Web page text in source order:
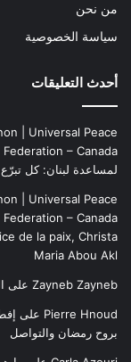
من نحن
سياسة الخصوصية
أحدث التعليقات
| Universal Peace
Federation – Canada
لمساعدة لبنان: كل
| Universal Peace
Federation – Canada
de la paix, Christa
Maria Abou Akl
Zayneb Zayneb على
Pierre Hnoud على
بروح رمضان والتواصل